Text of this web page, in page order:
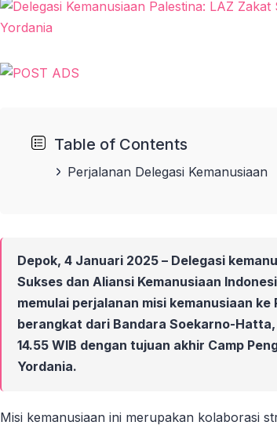
Table of Contents
Perjalanan Delegasi Kemanusiaan
Depok, 4 Januari 2025 – Delegasi
Sukses dan Aliansi Kemanusiaan
memulai perjalanan misi kemanusiaan
berangkat dari Bandara Soekarno-
14.55 WIB dengan tujuan akhir Camp
Yordania.
Misi kemanusiaan ini merupakan kolaborasi